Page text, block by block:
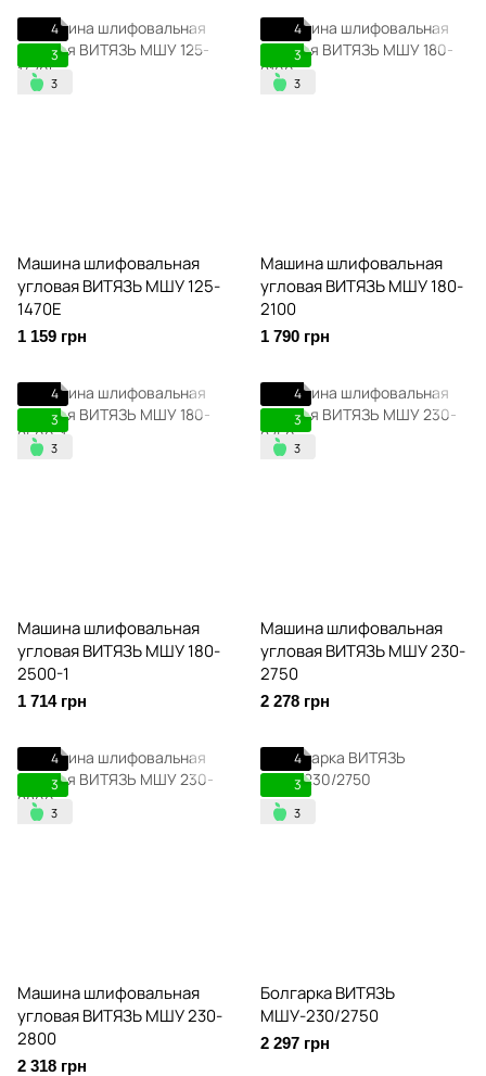
4
3
Машина шлифовальная
угловая ВИТЯЗЬ МШУ 125-
1470Е
1 159 грн
4
3
Машина шлифовальная
угловая ВИТЯЗЬ МШУ 180-
2100
1 790 грн
4
3
Машина шлифовальная
угловая ВИТЯЗЬ МШУ 180-
2500-1
1 714 грн
4
3
Машина шлифовальная
угловая ВИТЯЗЬ МШУ 230-
2750
2 278 грн
4
3
Машина шлифовальная
угловая ВИТЯЗЬ МШУ 230-
2800
2 318 грн
4
3
Болгарка ВИТЯЗЬ
МШУ-230/2750
2 297 грн